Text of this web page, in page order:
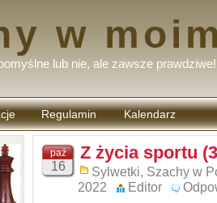
w
lub nie, ale zawsze prawdziwe!
Regulamin
komentarzy
Kalendarz
paź
16
Z życia sportu
Sylwetki, Szachy w
2022
Editor